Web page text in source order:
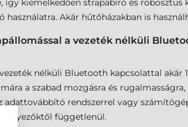
kiemelkedően strapabíró és robosztus
Akár hűtőházakban is
a vezeték nélküli
nélküli Bluetooth kapcsolattal
a szabad mozgásra és
adattovábbító rendszerrel vagy
függetlenül.